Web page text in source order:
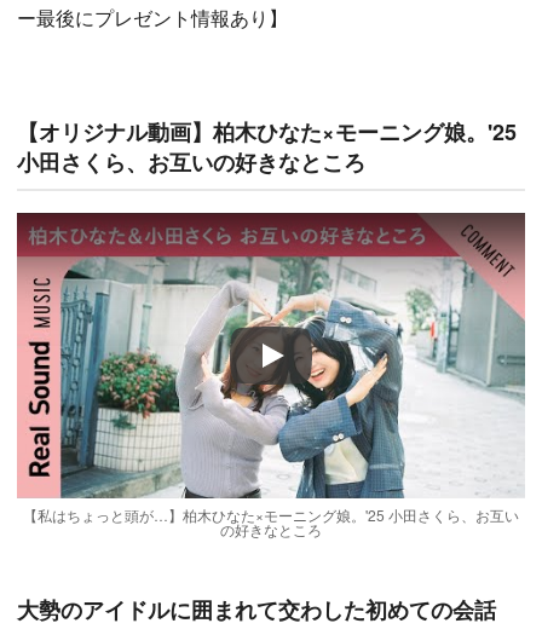
ー最後にプレゼント情報あり】
【オリジナル動画】柏木ひなた×モーニング娘。'25
小田さくら、お互いの好きなところ
Play
【私はちょっと頭が…】柏木ひなた×モーニング娘。'25 小田さくら、お互い
の好きなところ
大勢のアイドルに囲まれて交わした初めての会話